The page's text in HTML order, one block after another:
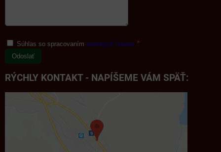
Súhlas so spracovaním osobných údajov *
Odoslať
RÝCHLY KONTAKT - NAPÍŠEME VÁM SPÄŤ: